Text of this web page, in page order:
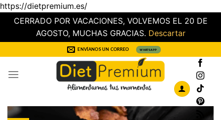
https://dietpremium.es/
CERRADO POR VACACIONES, VOLVEMOS EL 20 DE
AGOSTO, MUCHAS GRACIAS. Descartar
al
contenido
ENVÍANOS UN CORREO WHATSAPP